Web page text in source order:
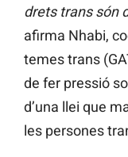
drets trans són
afirma Nhabi,
temes trans
de fer pressió
d’una llei que
les persones